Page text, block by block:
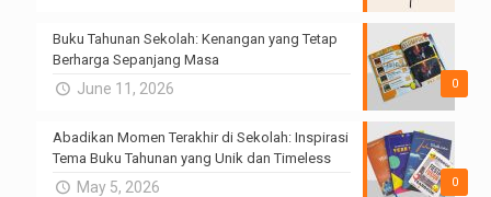
0
Buku Tahunan Sekolah: Kenangan yang Tetap
Berharga Sepanjang Masa
June 11, 2026
0
Abadikan Momen Terakhir di Sekolah: Inspirasi
Tema Buku Tahunan yang Unik dan Timeless
May 5, 2026